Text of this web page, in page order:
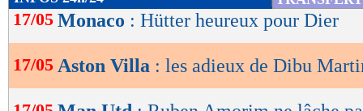
de
OK
17/05 Monaco : Hütter heureux pour Dier
17/05 Aston Villa : les adieux de Dibu